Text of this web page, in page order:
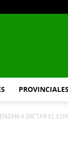
PROVINCIALES
A DICTAR EL